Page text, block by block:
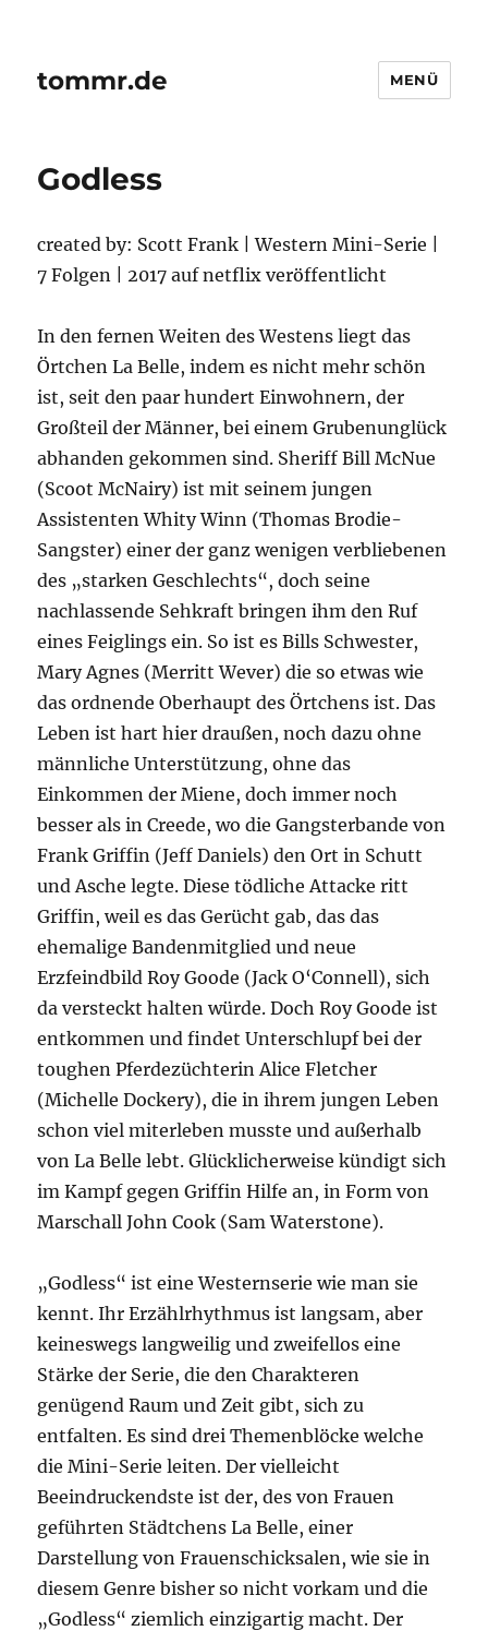
tommr.de MENÜ
Godless
created by: Scott Frank | Western Mini-Serie |
7 Folgen | 2017 auf netflix veröffentlicht
In den fernen Weiten des Westens liegt das
Örtchen La Belle, indem es nicht mehr schön
ist, seit den paar hundert Einwohnern, der
Großteil der Männer, bei einem Grubenunglück
abhanden gekommen sind. Sheriff Bill McNue
(Scoot McNairy) ist mit seinem jungen
Assistenten Whity Winn (Thomas Brodie-
Sangster) einer der ganz wenigen verbliebenen
des „starken Geschlechts“, doch seine
nachlassende Sehkraft bringen ihm den Ruf
eines Feiglings ein. So ist es Bills Schwester,
Mary Agnes (Merritt Wever) die so etwas wie
das ordnende Oberhaupt des Örtchens ist. Das
Leben ist hart hier draußen, noch dazu ohne
männliche Unterstützung, ohne das
Einkommen der Miene, doch immer noch
besser als in Creede, wo die Gangsterbande von
Frank Griffin (Jeff Daniels) den Ort in Schutt
und Asche legte. Diese tödliche Attacke ritt
Griffin, weil es das Gerücht gab, das das
ehemalige Bandenmitglied und neue
Erzfeindbild Roy Goode (Jack O‘Connell), sich
da versteckt halten würde. Doch Roy Goode ist
entkommen und findet Unterschlupf bei der
toughen Pferdezüchterin Alice Fletcher
(Michelle Dockery), die in ihrem jungen Leben
schon viel miterleben musste und außerhalb
von La Belle lebt. Glücklicherweise kündigt sich
im Kampf gegen Griffin Hilfe an, in Form von
Marschall John Cook (Sam Waterstone).
„Godless“ ist eine Westernserie wie man sie
kennt. Ihr Erzählrhythmus ist langsam, aber
keineswegs langweilig und zweifellos eine
Stärke der Serie, die den Charakteren
genügend Raum und Zeit gibt, sich zu
entfalten. Es sind drei Themenblöcke welche
die Mini-Serie leiten. Der vielleicht
Beeindruckendste ist der, des von Frauen
geführten Städtchens La Belle, einer
Darstellung von Frauenschicksalen, wie sie in
diesem Genre bisher so nicht vorkam und die
„Godless“ ziemlich einzigartig macht. Der